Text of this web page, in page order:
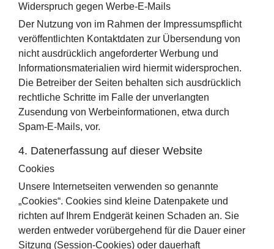
Widerspruch gegen Werbe-E-Mails
Der Nutzung von im Rahmen der Impressumspflicht
veröffentlichten Kontaktdaten zur Übersendung von
nicht ausdrücklich angeforderter Werbung und
Informationsmaterialien wird hiermit widersprochen.
Die Betreiber der Seiten behalten sich ausdrücklich
rechtliche Schritte im Falle der unverlangten
Zusendung von Werbeinformationen, etwa durch
Spam-E-Mails, vor.
4. Datenerfassung auf dieser Website
Cookies
Unsere Internetseiten verwenden so genannte
„Cookies“. Cookies sind kleine Datenpakete und
richten auf Ihrem Endgerät keinen Schaden an. Sie
werden entweder vorübergehend für die Dauer einer
Sitzung (Session-Cookies) oder dauerhaft